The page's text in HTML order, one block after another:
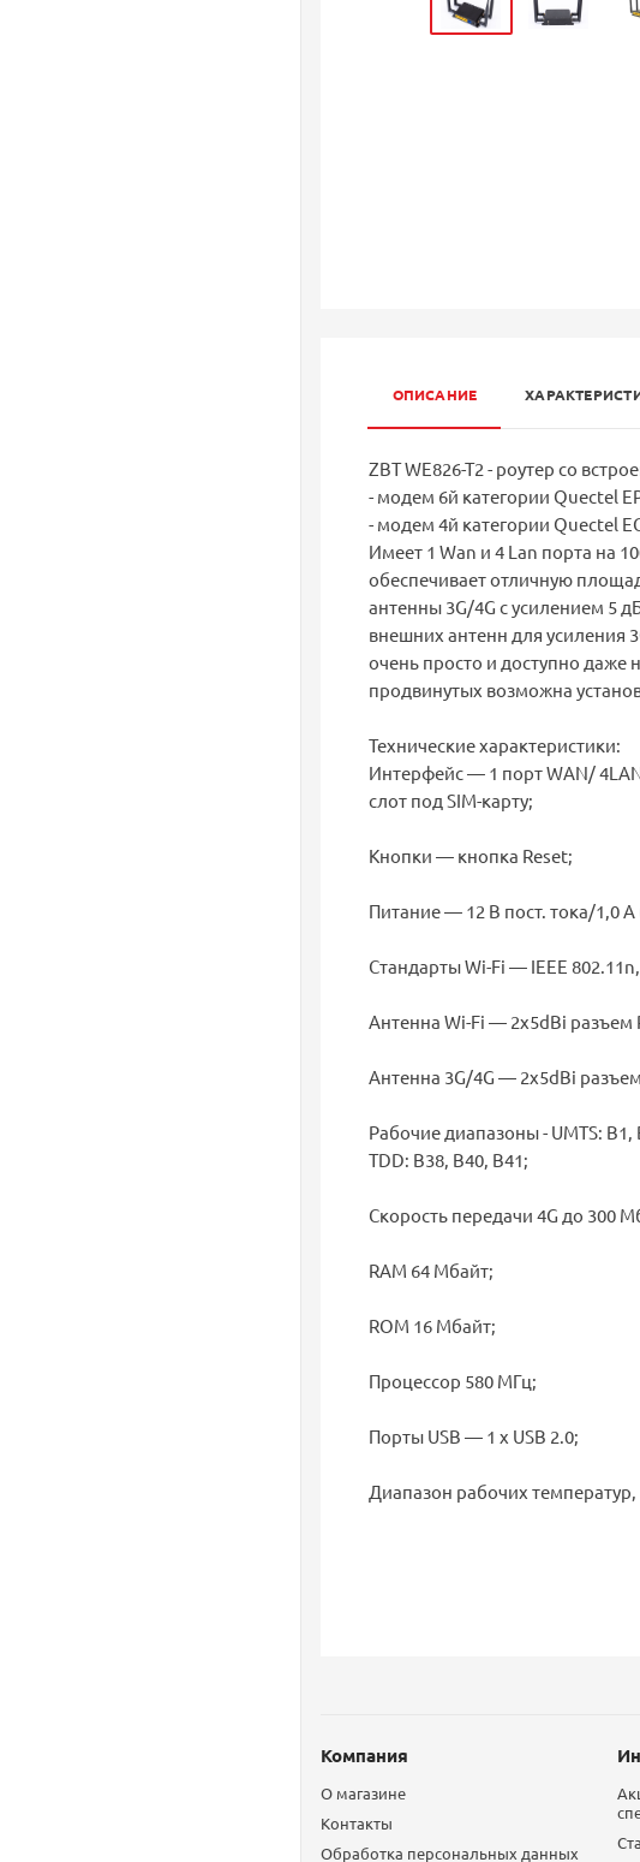
ОПИСАНИЕ
ZBT WE826-T2 - роутер со
- модем 6й категории Quectel
- модем 4й категории Quectel
Имеет 1 Wan и 4 Lan порта на
обеспечивает отличную
антенны 3G/4G с усилением 5
внешних антенн для усиления
очень просто и доступно даже
продвинутых возможна
Технические характеристики:
Интерфейс — 1 порт WAN/
слот под SIM-карту;
Кнопки — кнопка Reset;
Питание — 12 В пост. тока/1,0
Стандарты Wi-Fi — IEEE
Антенна Wi-Fi — 2х5dBi разъем
Антенна 3G/4G — 2х5dBi
Рабочие диапазоны - UMTS: B1,
TDD: B38, B40, B41;
Скорость передачи 4G до 300
RAM 64 Мбайт;
ROM 16 Мбайт;
Процессор 580 МГц;
Порты USB — 1 х USB 2.0;
Диапазон рабочих температур,
Компания
О магазине
Контакты
Обработка персональных данных